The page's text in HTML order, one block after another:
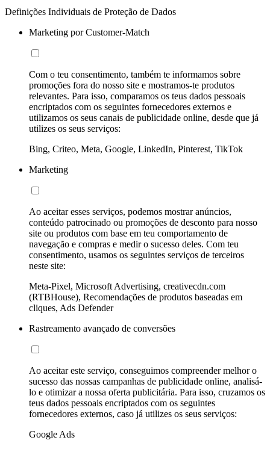
Definições Individuais de Proteção de Dados
Marketing por Customer-Match
Com o teu consentimento, também te informamos sobre
promoções fora do nosso site e mostramos-te produtos
relevantes. Para isso, comparamos os teus dados pessoais
encriptados com os seguintes fornecedores externos e
utilizamos os seus canais de publicidade online, desde que já
utilizes os seus serviços:
Bing, Criteo, Meta, Google, LinkedIn, Pinterest, TikTok
Marketing
Ao aceitar esses serviços, podemos mostrar anúncios,
conteúdo patrocinado ou promoções de desconto para nosso
site ou produtos com base em teu comportamento de
navegação e compras e medir o sucesso deles. Com teu
consentimento, usamos os seguintes serviços de terceiros
neste site:
Meta-Pixel, Microsoft Advertising, creativecdn.com
(RTBHouse), Recomendações de produtos baseadas em
cliques, Ads Defender
Rastreamento avançado de conversões
Ao aceitar este serviço, conseguimos compreender melhor o
sucesso das nossas campanhas de publicidade online, analisá-
lo e otimizar a nossa oferta publicitária. Para isso, cruzamos os
teus dados pessoais encriptados com os seguintes
fornecedores externos, caso já utilizes os seus serviços:
Google Ads